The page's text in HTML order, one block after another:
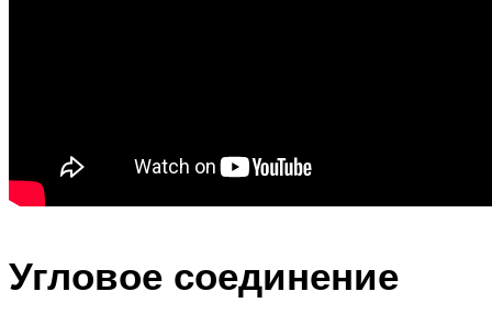
Угловое соединение